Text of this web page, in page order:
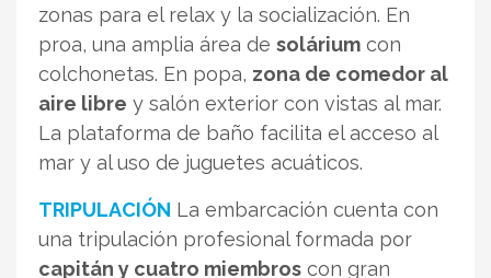
zonas para el relax y la socialización. En
proa, una amplia área de solárium con
colchonetas. En popa, zona de comedor al
aire libre y salón exterior con vistas al mar.
La plataforma de baño facilita el acceso al
mar y al uso de juguetes acuáticos.
TRIPULACIÓN La embarcación cuenta con
una tripulación profesional formada por
capitán y cuatro miembros con gran